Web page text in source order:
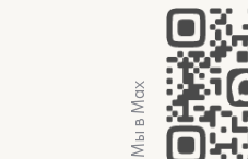
Мы в Max